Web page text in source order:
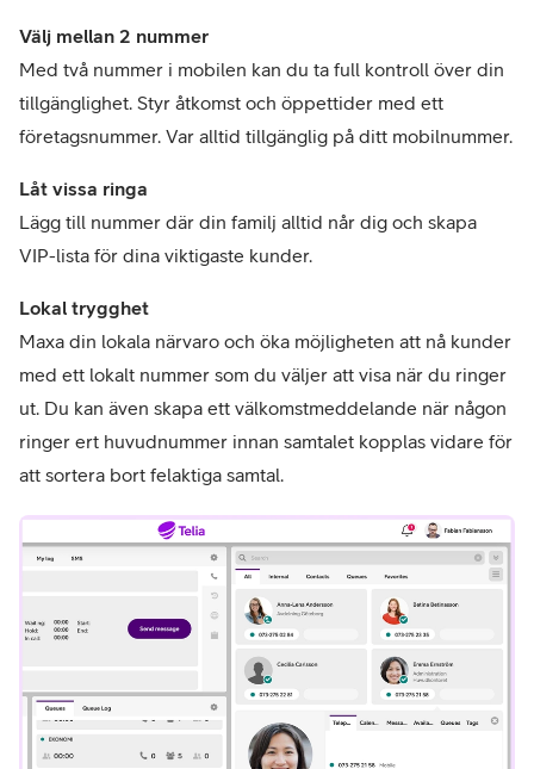
Välj mellan 2 nummer
Med två nummer i mobilen kan du ta full kontroll över din
tillgänglighet. Styr åtkomst och öppettider med ett
företagsnummer. Var alltid tillgänglig på ditt mobilnummer.
Låt vissa ringa
Lägg till nummer där din familj alltid når dig och skapa
VIP-lista för dina viktigaste kunder.
Lokal trygghet
Maxa din lokala närvaro och öka möjligheten att nå kunder
med ett lokalt nummer som du väljer att visa när du ringer
ut. Du kan även skapa ett välkomstmeddelande när någon
ringer ert huvudnummer innan samtalet kopplas vidare för
att sortera bort felaktiga samtal.